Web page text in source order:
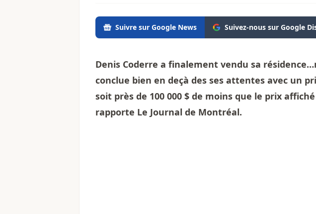
Suivre sur Google News Suivez-nous sur Google
Denis Coderre a finalement vendu sa
conclue bien en deçà des ses attentes avec un
soit près de 100 000 $ de moins que le prix
rapporte Le Journal de Montréal.